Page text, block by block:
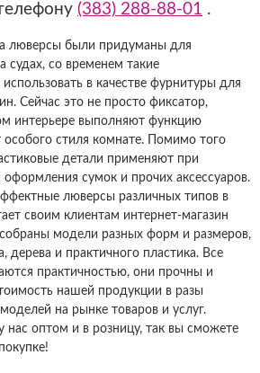
(383) 288-88-01 .
люверсы были придуманы для
судах, со временем такие
в качестве фурнитуры для
Сейчас это не просто фиксатор,
интерьере выполняют функцию
стиля комнате. Помимо того
детали применяют при
сумок и прочих аксессуаров.
люверсы различных типов в
своим клиентам интернет-магазин
модели разных форм и размеров,
дерева и практичного пластика. Все
практичностью, они прочны и
нашей продукции в разы
на рынке товаров и услуг.
нас оптом и в розницу, так вы сможете